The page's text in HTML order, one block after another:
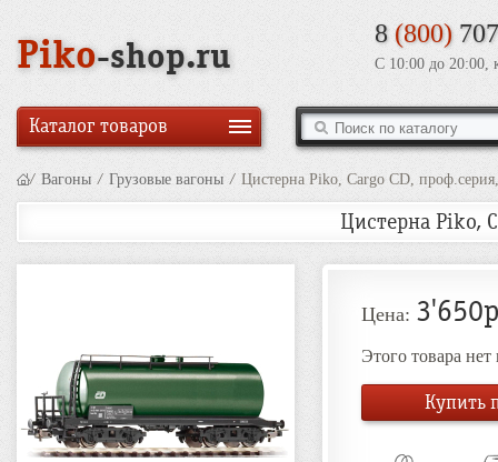
Piko-shop.ru
8 (800)
С 10:00 до 20:00,
Каталог товаров
/ Вагоны / Грузовые вагоны / Цистерна Piko, Cargo CD,
Цистерна Piko,
Цена:
Этого товара
Купить